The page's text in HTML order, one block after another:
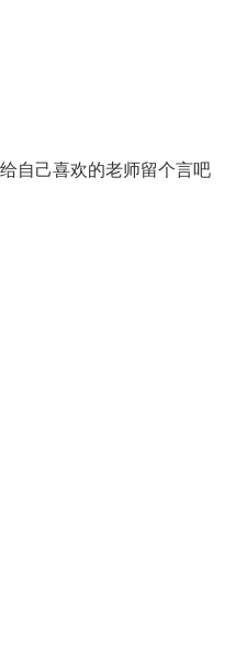
给自己喜欢的老师留个言吧